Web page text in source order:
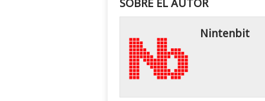
SOBRE EL AUTOR
Nintenbit